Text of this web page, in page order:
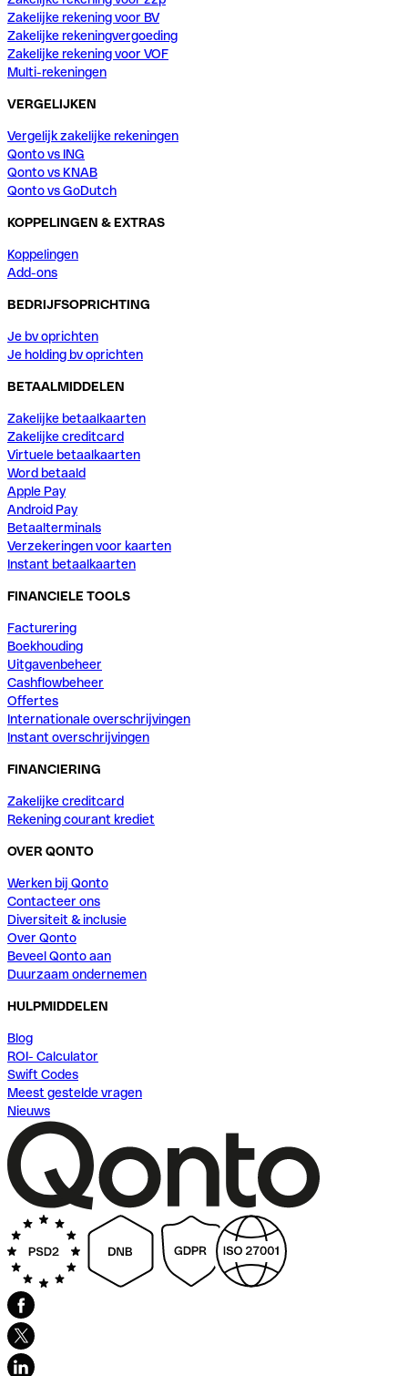
Zakelijke rekening voor BV
Zakelijke rekeningvergoeding
Zakelijke rekening voor VOF
Multi-rekeningen
VERGELIJKEN
Vergelijk zakelijke rekeningen
Qonto vs ING
Qonto vs KNAB
Qonto vs GoDutch
KOPPELINGEN & EXTRAS
Koppelingen
Add-ons
BEDRIJFSOPRICHTING
Je bv oprichten
Je holding bv oprichten
BETAALMIDDELEN
Zakelijke betaalkaarten
Zakelijke creditcard
Virtuele betaalkaarten
Word betaald
Apple Pay
Android Pay
Betaalterminals
Verzekeringen voor kaarten
Instant betaalkaarten
FINANCIELE TOOLS
Facturering
Boekhouding
Uitgavenbeheer
Cashflowbeheer
Offertes
Internationale overschrijvingen
Instant overschrijvingen
FINANCIERING
Zakelijke creditcard
Rekening courant krediet
OVER QONTO
Werken bij Qonto
Contacteer ons
Diversiteit & inclusie
Over Qonto
Beveel Qonto aan
Duurzaam ondernemen
HULPMIDDELEN
Blog
ROI- Calculator
Swift Codes
Meest gestelde vragen
Nieuws